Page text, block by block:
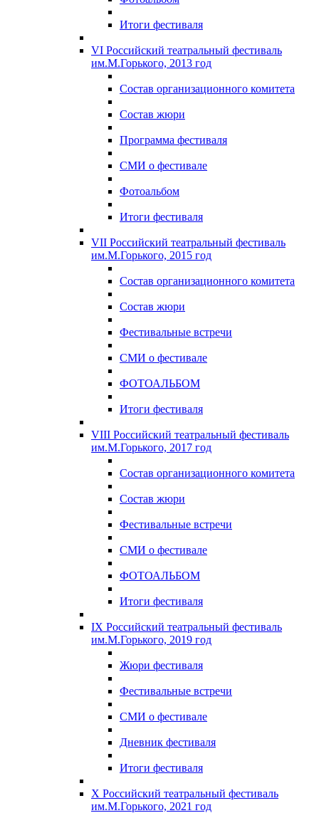
Итоги фестиваля
VI Российский театральный фестиваль
им.М.Горького, 2013 год
Состав организационного комитета
Состав жюри
Программа фестиваля
СМИ о фестивале
Фотоальбом
Итоги фестиваля
VII Российский театральный фестиваль
им.М.Горького, 2015 год
Состав организационного комитета
Состав жюри
Фестивальные встречи
СМИ о фестивале
ФОТОАЛЬБОМ
Итоги фестиваля
VIII Российский театральный фестиваль
им.М.Горького, 2017 год
Состав организационного комитета
Состав жюри
Фестивальные встречи
СМИ о фестивале
ФОТОАЛЬБОМ
Итоги фестиваля
IX Российский театральный фестиваль
им.М.Горького, 2019 год
Жюри фестиваля
Фестивальные встречи
СМИ о фестивале
Дневник фестиваля
Итоги фестиваля
X Российский театральный фестиваль
им.М.Горького, 2021 год